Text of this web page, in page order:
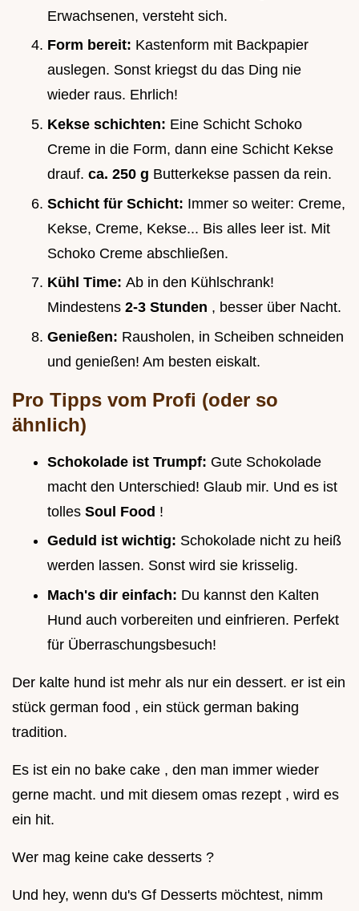
Erwachsenen, versteht sich.
Form bereit: Kastenform mit Backpapier
auslegen. Sonst kriegst du das Ding nie
wieder raus. Ehrlich!
Kekse schichten: Eine Schicht Schoko
Creme in die Form, dann eine Schicht Kekse
drauf. ca. 250 g Butterkekse passen da rein.
Schicht für Schicht: Immer so weiter: Creme,
Kekse, Creme, Kekse... Bis alles leer ist. Mit
Schoko Creme abschließen.
Kühl Time: Ab in den Kühlschrank!
Mindestens 2-3 Stunden , besser über Nacht.
Genießen: Rausholen, in Scheiben schneiden
und genießen! Am besten eiskalt.
Pro Tipps vom Profi (oder so
ähnlich)
Schokolade ist Trumpf: Gute Schokolade
macht den Unterschied! Glaub mir. Und es ist
tolles Soul Food !
Geduld ist wichtig: Schokolade nicht zu heiß
werden lassen. Sonst wird sie krisselig.
Mach's dir einfach: Du kannst den Kalten
Hund auch vorbereiten und einfrieren. Perfekt
für Überraschungsbesuch!
Der kalte hund ist mehr als nur ein dessert. er ist ein
stück german food , ein stück german baking
tradition.
Es ist ein no bake cake , den man immer wieder
gerne macht. und mit diesem omas rezept , wird es
ein hit.
Wer mag keine cake desserts ?
Und hey, wenn du's Gf Desserts möchtest, nimm